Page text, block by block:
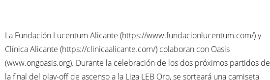
La Fundación Lucentum Alicante (https://www.fundacionlucentum.com/) y
Clínica Alicante (https://clinicaalicante.com/) colaboran con Oasis
(www.ongoasis.org). Durante la celebración de los dos próximos partidos de
la final del play-off de ascenso a la Liga LEB Oro, se sorteará una camiseta